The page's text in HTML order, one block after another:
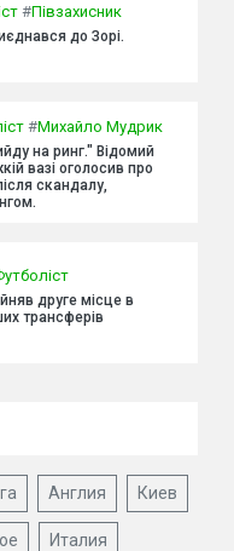
#Півзахисник
до Зорі.
#Михайло Мудрик
на ринг." Відомий
вазі оголосив про
скандалу,
друге місце в
трансферів
Англия Киев
Италия